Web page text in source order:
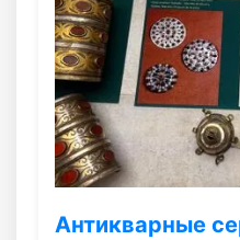
Антикварные